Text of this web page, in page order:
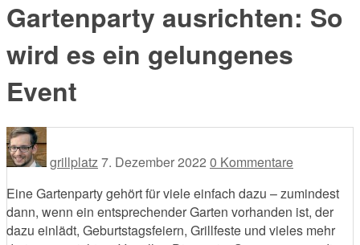
Gartenparty ausrichten: So
wird es ein gelungenes
Event
grillplatz7. Dezember 2022 0 Kommentare
Eine Gartenparty gehört für viele einfach dazu – zumindest
dann, wenn ein entsprechender Garten vorhanden ist, der
dazu einlädt, Geburtstagsfeiern, Grillfeste und vieles mehr